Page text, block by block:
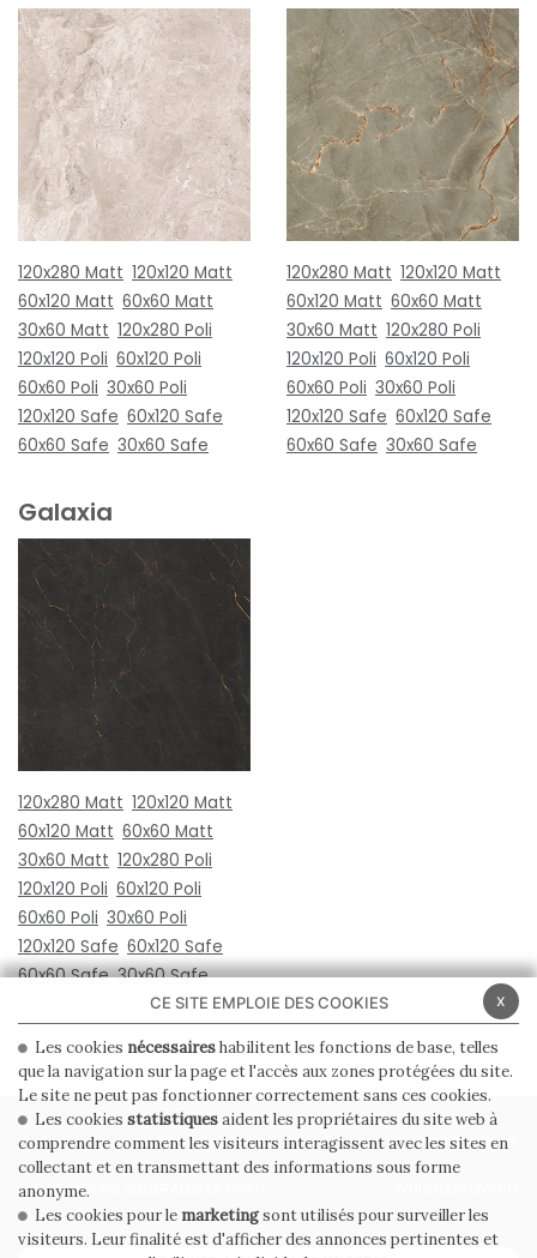
120x280 Matt 120x120 Matt
60x120 Matt 60x60 Matt
30x60 Matt 120x280 Poli
120x120 Poli 60x120 Poli
60x60 Poli 30x60 Poli
120x120 Safe 60x120 Safe
60x60 Safe 30x60 Safe
120x280 Matt 120x120 Matt
60x120 Matt 60x60 Matt
30x60 Matt 120x280 Poli
120x120 Poli 60x120 Poli
60x60 Poli 30x60 Poli
120x120 Safe 60x120 Safe
60x60 Safe 30x60 Safe
Galaxia
120x280 Matt 120x120 Matt
60x120 Matt 60x60 Matt
30x60 Matt 120x280 Poli
120x120 Poli 60x120 Poli
60x60 Poli 30x60 Poli
120x120 Safe 60x120 Safe
60x60 Safe 30x60 Safe
PRIVACY POLICY COOKIE POLICY
CONDITIONS GÉNÉRALES DE VENTE
x
CE SITE EMPLOIE DES COOKIES
Les cookies nécessaireshabilitent les fonctions de base, telles
que la navigation sur la page et l'accès aux zones protégées du site.
Le site ne peut pas fonctionner correctement sans ces cookies.
Les cookies statistiquesaident les propriétaires du site web à
comprendre comment les visiteurs interagissent avec les sites en
collectant et en transmettant des informations sous forme
anonyme.
Les cookies pour le marketingsont utilisés pour surveiller les
visiteurs. Leur finalité est d'afficher des annonces pertinentes et